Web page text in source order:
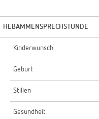
HEBAMMENSPRECHSTUNDE
Kinderwunsch
Geburt
Stillen
Gesundheit